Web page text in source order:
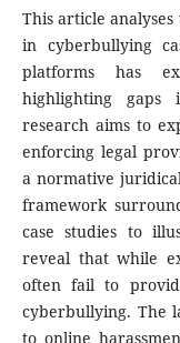
This article
in cyberbullying
platforms has
highlighting gaps
research aims to
enforcing legal
a normative
framework
case studies to
reveal that while
often fail to
cyberbullying. The
to online